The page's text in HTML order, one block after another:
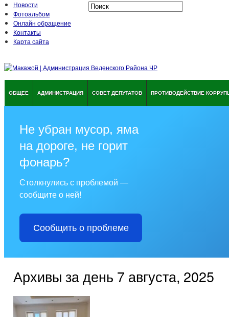
Новости
Фотоальбом
Онлайн обращение
Контакты
Карта сайта
ОБЩЕЕ АДМИНИСТРАЦИЯ СОВЕТ ДЕПУТАТОВ ПРОТИВОДЕЙСТВИЕ
Не убран мусор, яма
на дороге, не горит
фонарь?
Столкнулись с проблемой —
сообщите о ней!
Сообщить о проблеме
Архивы за день 7 августа, 2025